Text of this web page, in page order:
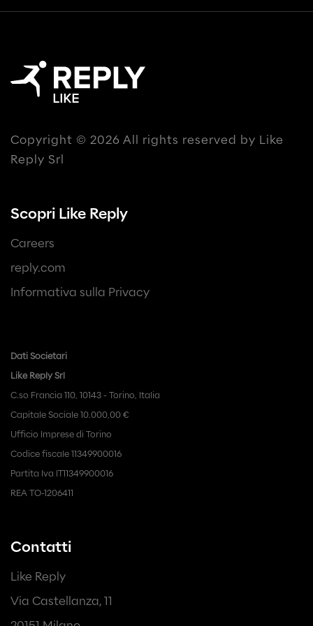
Copyright © 2026 All rights reserved by Like
Reply Srl
Scopri Like Reply
Careers
reply.com
Informativa sulla Privacy
Dati Societari
Like Reply Srl
C.so Francia 110, 10143 - Torino, Italia
Capitale Sociale 10.000,00 €
Ufficio Imprese di Torino
Codice fiscale 11349900016
Partita Iva IT11349900016
REA TO-1206411
Contatti
Like Reply
Via Castellanza, 11